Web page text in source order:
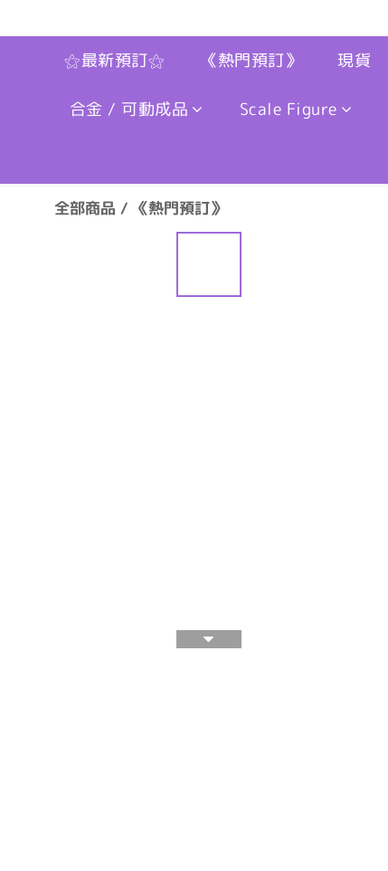
⚝最新預訂⚝ 《熱門預訂》 現貨
合金 / 可動成品 Scale Figure
全部商品 / 《熱門預訂》